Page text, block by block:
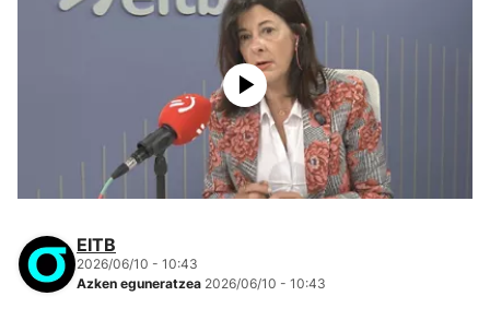
EITB
2026/06/10 - 10:43
Azken eguneratzea 2026/06/10 - 10:43